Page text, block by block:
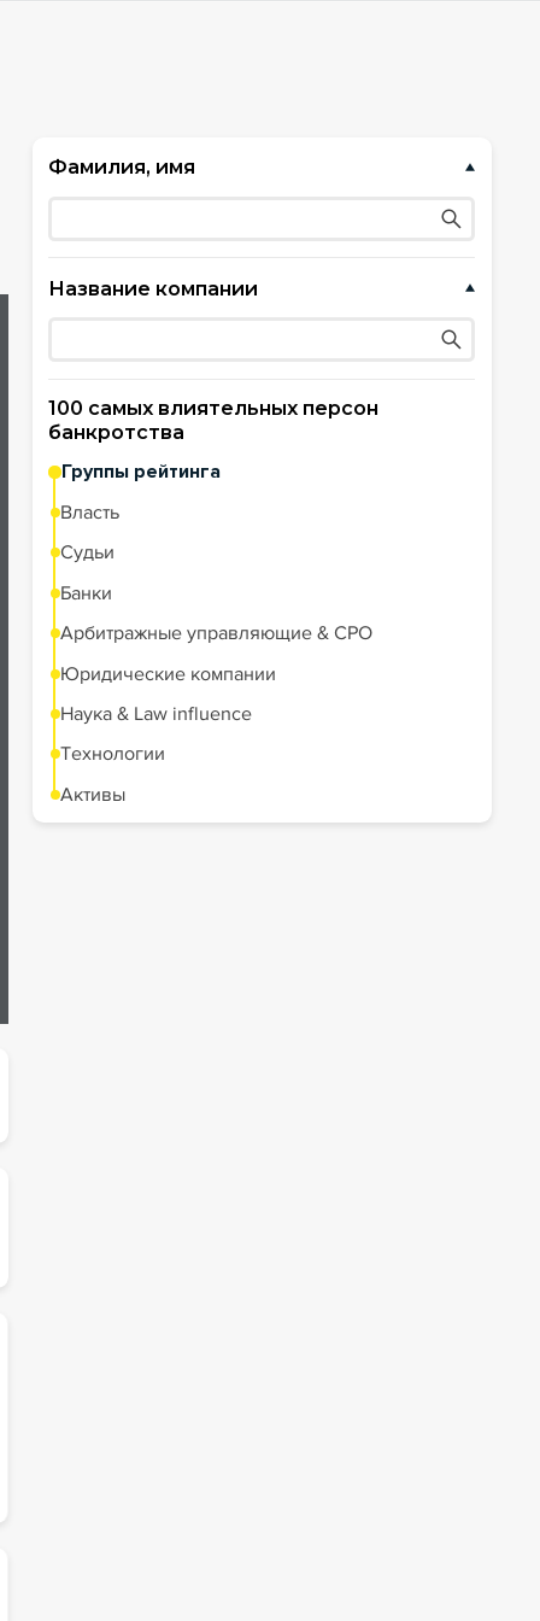
Фамилия, имя
Название компании
100 самых влиятельных персон
банкротства
Группы рейтинга
Власть
Судьи
Банки
Арбитражные управляющие & СРО
Юридические компании
Наука & Law influence
Технологии
Активы